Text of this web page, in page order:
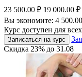
23 500.00 ₽ 19 000.00 ₽
Вы экономите: 4 500.00
Курс доступен для
Записаться на курс
Скидка 23% до 31.08